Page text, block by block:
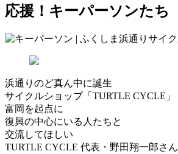
応援！キーパーソンたち
浜通りのど真ん中に誕生
サイクルショップ「TURTLE CYCLE」
富岡を起点に
復興の中心にいる人たちと
交流してほしい
TURTLE CYCLE 代表・野田翔一郎さん